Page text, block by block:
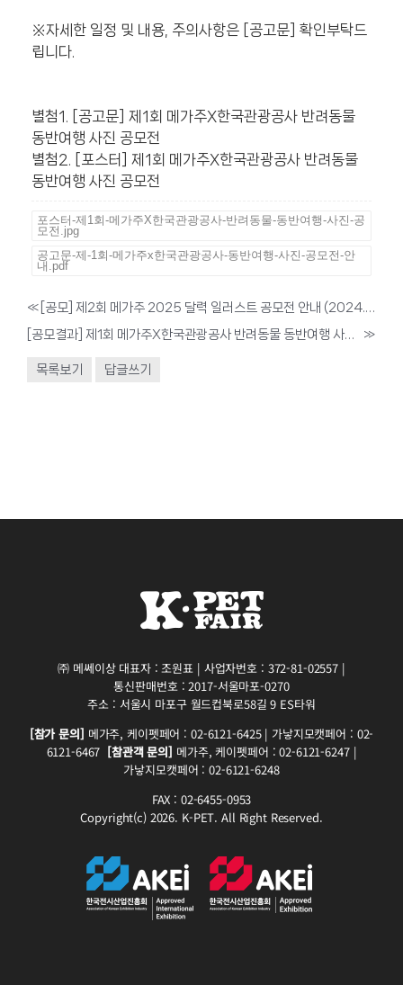
※자세한 일정 및 내용, 주의사항은 [공고문] 확인부탁드
립니다.
별첨1. [공고문] 제1회 메가주X한국관광공사 반려동물
동반여행 사진 공모전
별첨2. [포스터] 제1회 메가주X한국관광공사 반려동물
동반여행 사진 공모전
포스터-제1회-메가주X한국관광공사-반려동물-동반여행-사진-공
모전.jpg
공고문-제-1회-메가주x한국관광공사-동반여행-사진-공모전-안
내.pdf
«
[공모] 제2회 메가주 2025 달력 일러스트 공모전 안내 (2024.03.25)
[공모결과] 제1회 메가주X한국관광공사 반려동물 동반여행 사진 공모전 1차 심사결과 안내
»
목록보기 답글쓰기
㈜ 메쎄이상 대표자 : 조원표 | 사업자번호 : 372-81-02557 |
통신판매번호 : 2017-서울마포-0270
주소 : 서울시 마포구 월드컵북로58길 9 ES타워
[참가 문의] 메가주, 케이펫페어 : 02-6121-6425 | 가낳지모캣페어 : 02-
6121-6467 [참관객 문의] 메가주, 케이펫페어 : 02-6121-6247 |
가낳지모캣페어 : 02-6121-6248
FAX : 02-6455-0953
Copyright(c) 2026. K-PET. All Right Reserved.